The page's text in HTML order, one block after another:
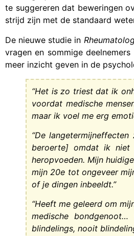
te suggereren dat beweringen
strijd zijn met de standaard
De nieuwe studie in
vragen en sommige
meer inzicht geven in de
“Het is zo triest dat ik
voordat medische
maar ik voel me erg
“De
beroerte] omdat ik niet
heropvoeden. Mijn
mijn 20e tot ongeveer
of je dingen inbeeldt.”
“Heeft me geleerd om
medische
blindelings, nooit